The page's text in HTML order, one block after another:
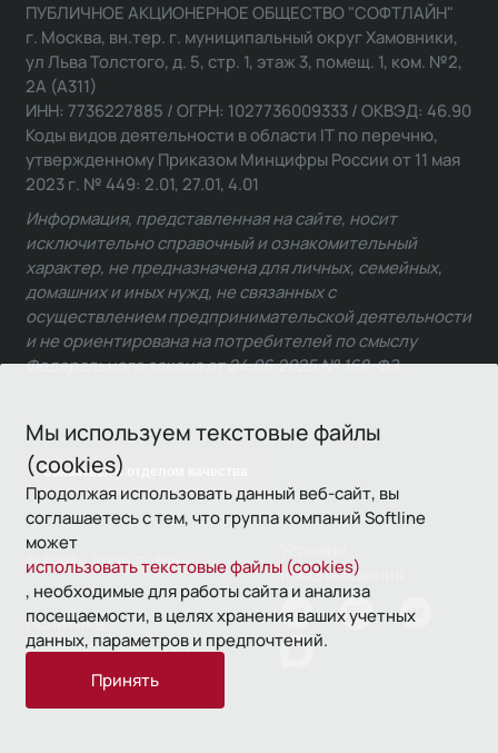
Мы используем текстовые файлы
(cookies)
Продолжая использовать данный веб-сайт, вы
соглашаетесь с тем, что группа компаний Softline
может
использовать текстовые файлы (cookies)
, необходимые для работы сайта и анализа
посещаемости, в целях хранения ваших учетных
данных, параметров и предпочтений.
Принять
Связаться с отделом качества
ПУБЛИЧНОЕ АКЦИОНЕРНОЕ ОБЩЕСТВО "СОФТЛАЙН"
г. Москва, вн.тер. г. муниципальный округ Хамовники,
ул Льва Толстого, д. 5, стр. 1, этаж 3, помещ. 1, ком. №2,
2А (А311)
ИНН: 7736227885 / ОГРН: 1027736009333 / ОКВЭД: 46.90
Коды видов деятельности в области IT по перечню,
утвержденному Приказом Минцифры России от 11 мая
2023 г. № 449: 2.01, 27.01, 4.01
Информация, представленная на сайте, носит
исключительно справочный и ознакомительный
характер, не предназначена для личных, семейных,
домашних и иных нужд, не связанных с
осуществлением предпринимательской деятельности
и не ориентирована на потребителей по смыслу
Федерального закона от 24.06.2025 № 168-ФЗ.
© 1993—2026 Softline
использования
Политика
конфиденциальности